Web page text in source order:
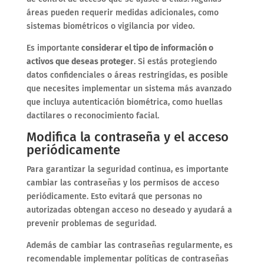
áreas pueden requerir medidas adicionales, como
sistemas biométricos o vigilancia por video.
Es importante considerar el tipo de información o
activos que deseas proteger. Si estás protegiendo
datos confidenciales o áreas restringidas, es posible
que necesites implementar un sistema más avanzado
que incluya autenticación biométrica, como huellas
dactilares o reconocimiento facial.
Modifica la contraseña y el acceso
periódicamente
Para garantizar la seguridad continua, es importante
cambiar las contraseñas y los permisos de acceso
periódicamente. Esto evitará que personas no
autorizadas obtengan acceso no deseado y ayudará a
prevenir problemas de seguridad.
Además de cambiar las contraseñas regularmente, es
recomendable implementar políticas de contraseñas